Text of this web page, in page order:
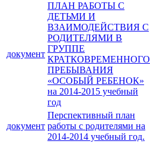
документ
ПЛАН РАБОТЫ С
ДЕТЬМИ И
ВЗАИМОДЕЙСТВИЯ С
РОДИТЕЛЯМИ В
ГРУППЕ
КРАТКОВРЕМЕННОГО
ПРЕБЫВАНИЯ
«ОСОБЫЙ РЕБЕНОК»
на 2014-2015 учебный
год
документ
Перспективный план
работы с родителями на
2014-2014 учебный год.